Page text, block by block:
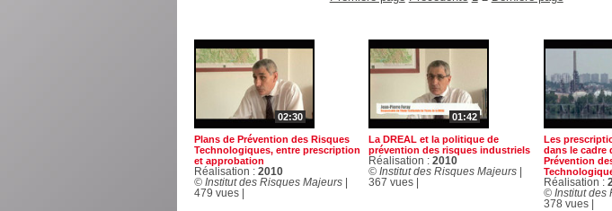
02:30
Plans de Prévention des Risques
Technologiques, entre prescription
et approbation
Réalisation : 2010
© Institut des Risques Majeurs|
479 vues |
01:42
La DREAL et la politique de
prévention des risques industriels
Réalisation : 2010
© Institut des Risques Majeurs|
367 vues |
Les
dans le cadre
Prévention
Réalisation :
© Institut des
378 vues |